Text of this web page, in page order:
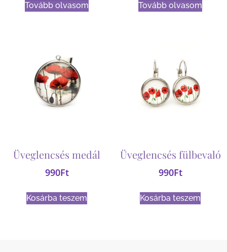
Tovább olvasom Tovább olvasom
Üveglencsés medál
990Ft
Kosárba teszem
Üveglencsés fülbevaló
990Ft
Kosárba teszem